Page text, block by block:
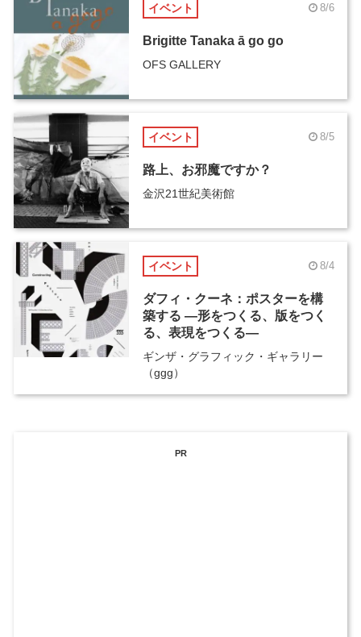
イベント 8/6
Brigitte Tanaka ā go go
OFS GALLERY
イベント 8/5
路上、お邪魔ですか？
金沢21世紀美術館
イベント 8/4
ダフィ・クーネ：ポスターを構
築する ―形をつくる、版をつく
る、表現をつくる―
ギンザ・グラフィック・ギャラリー
（ggg）
PR